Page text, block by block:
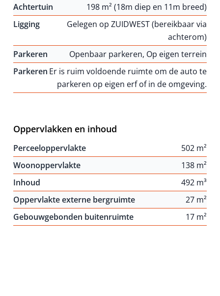
Achtertuin
198 m² (18m diep en 11m breed)
Ligging
Gelegen op ZUIDWEST (bereikbaar via
achterom)
Parkeren
Openbaar parkeren, Op eigen terrein
Parkeren Er is ruim voldoende ruimte om de auto te
parkeren op eigen erf of in de omgeving.
Oppervlakken en inhoud
Perceeloppervlakte
502 m²
Woonoppervlakte
138 m²
Inhoud
492 m³
Oppervlakte externe bergruimte
27 m²
Gebouwgebonden buitenruimte
17 m²